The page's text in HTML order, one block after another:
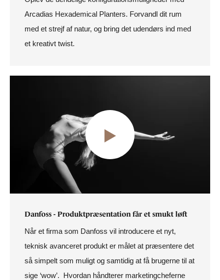
Arcadias Hexademical Planters. Forvandl dit rum
med et strejf af natur, og bring det udendørs ind med
et kreativt twist.
Danfoss - Produktpræsentation får et smukt løft
Når et firma som Danfoss vil introducere et nyt,
teknisk avanceret produkt er målet at præsentere det
så simpelt som muligt og samtidig at få brugerne til at
sige ‘wow’. Hvordan håndterer marketingcheferne